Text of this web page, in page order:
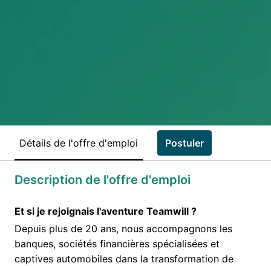
Détails de l'offre d'emploi Postuler
Description de l'offre d'emploi
Et si je rejoignais l'aventure Teamwill ?
Depuis plus de 20 ans, nous accompagnons les
banques, sociétés financières spécialisées et
captives automobiles dans la transformation de